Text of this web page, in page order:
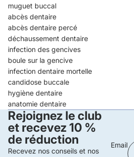
muguet buccal
abcès dentaire
abcès dentaire percé
déchaussement dentaire
infection des gencives
boule sur la gencive
infection dentaire mortelle
candidose buccale
hygiène dentaire
anatomie dentaire
Rejoignez le club
et recevez 10 %
de réduction
Recevez nos conseils et nos
Email